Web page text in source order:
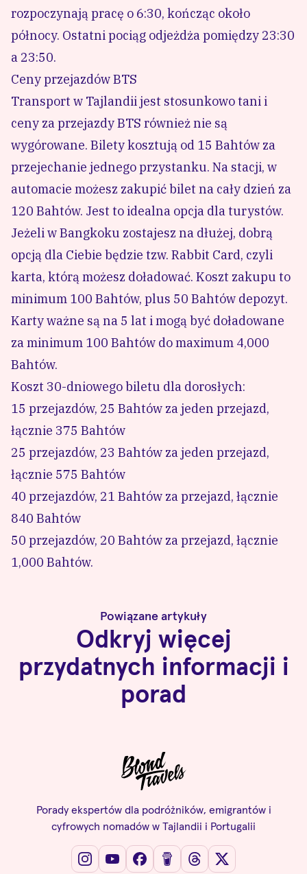
rozpoczynają pracę o 6:30, kończąc około
północy. Ostatni pociąg odjeżdża pomiędzy 23:30
a 23:50.
Ceny przejazdów BTS
Transport w Tajlandii jest stosunkowo tani i
ceny za przejazdy BTS również nie są
wygórowane. Bilety kosztują od 15 Bahtów za
przejechanie jednego przystanku. Na stacji, w
automacie możesz zakupić bilet na cały dzień za
120 Bahtów. Jest to idealna opcja dla turystów.
Jeżeli w Bangkoku zostajesz na dłużej, dobrą
opcją dla Ciebie będzie tzw. Rabbit Card, czyli
karta, którą możesz doładować. Koszt zakupu to
minimum 100 Bahtów, plus 50 Bahtów depozyt.
Karty ważne są na 5 lat i mogą być doładowane
za minimum 100 Bahtów do maximum 4,000
Bahtów.
Koszt 30-dniowego biletu dla dorosłych:
15 przejazdów, 25 Bahtów za jeden przejazd,
łącznie 375 Bahtów
25 przejazdów, 23 Bahtów za jeden przejazd,
łącznie 575 Bahtów
40 przejazdów, 21 Bahtów za przejazd, łącznie
840 Bahtów
50 przejazdów, 20 Bahtów za przejazd, łącznie
1,000 Bahtów.
Powiązane artykuły
Odkryj więcej
przydatnych informacji i
porad
Porady ekspertów dla podróżników, emigrantów i
cyfrowych nomadów w Tajlandii i Portugalii